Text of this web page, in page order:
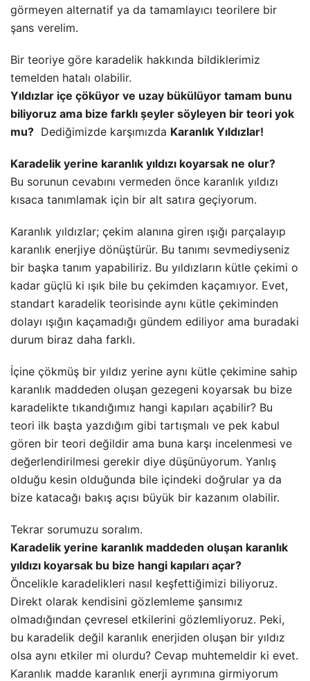
görmeyen alternatif ya da tamamlayıcı teorilere bir
şans verelim.
Bir teoriye göre karadelik hakkında bildiklerimiz
temelden hatalı olabilir.
Yıldızlar içe çöküyor ve uzay bükülüyor tamam bunu
biliyoruz ama bize farklı şeyler söyleyen bir teori yok
mu? Dediğimizde karşımızda Karanlık Yıldızlar!
Karadelik yerine karanlık yıldızı koyarsak ne olur?
Bu sorunun cevabını vermeden önce karanlık yıldızı
kısaca tanımlamak için bir alt satıra geçiyorum.
Karanlık yıldızlar; çekim alanına giren ışığı parçalayıp
karanlık enerjiye dönüştürür. Bu tanımı sevmediyseniz
bir başka tanım yapabiliriz. Bu yıldızların kütle çekimi o
kadar güçlü ki ışık bile bu çekimden kaçamıyor. Evet,
standart karadelik teorisinde aynı kütle çekiminden
dolayı ışığın kaçamadığı gündem ediliyor ama buradaki
durum biraz daha farklı.
İçine çökmüş bir yıldız yerine aynı kütle çekimine sahip
karanlık maddeden oluşan gezegeni koyarsak bu bize
karadelikte tıkandığımız hangi kapıları açabilir? Bu
teori ilk başta yazdığım gibi tartışmalı ve pek kabul
gören bir teori değildir ama buna karşı incelenmesi ve
değerlendirilmesi gerekir diye düşünüyorum. Yanlış
olduğu kesin olduğunda bile içindeki doğrular ya da
bize katacağı bakış açısı büyük bir kazanım olabilir.
Tekrar sorumuzu soralım.
Karadelik yerine karanlık maddeden oluşan karanlık
yıldızı koyarsak bu bize hangi kapıları açar?
Öncelikle karadelikleri nasıl keşfettiğimizi biliyoruz.
Direkt olarak kendisini gözlemleme şansımız
olmadığından çevresel etkilerini gözlemliyoruz. Peki,
bu karadelik değil karanlık enerjiden oluşan bir yıldız
olsa aynı etkiler mi olurdu? Cevap muhtemeldir ki evet.
Karanlık madde karanlık enerji ayrımına girmiyorum